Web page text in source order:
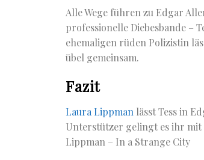
Alle Wege führen zu Edgar
professionelle Diebesbande –
ehemaligen rüden Polizistin
übel gemeinsam.
Fazit
Laura Lippman lässt Tess in
Unterstützer gelingt es ihr mit
Lippman – In a Strange City